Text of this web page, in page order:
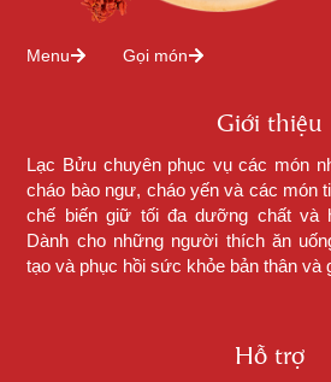
Menu Gọi món
Giới thiệu
Lạc Bửu chuyên phục vụ các món
cháo bào ngư, cháo yến và các món
chế biến giữ tối đa dưỡng chất và
Dành cho những người thích ăn
tạo và phục hồi sức khỏe bản thân và
Hỗ trợ